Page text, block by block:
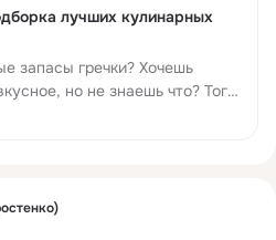
лучших кулинарных
запасы гречки? Хочешь
но не знаешь что? Тогда
тебя подборку кулинарных